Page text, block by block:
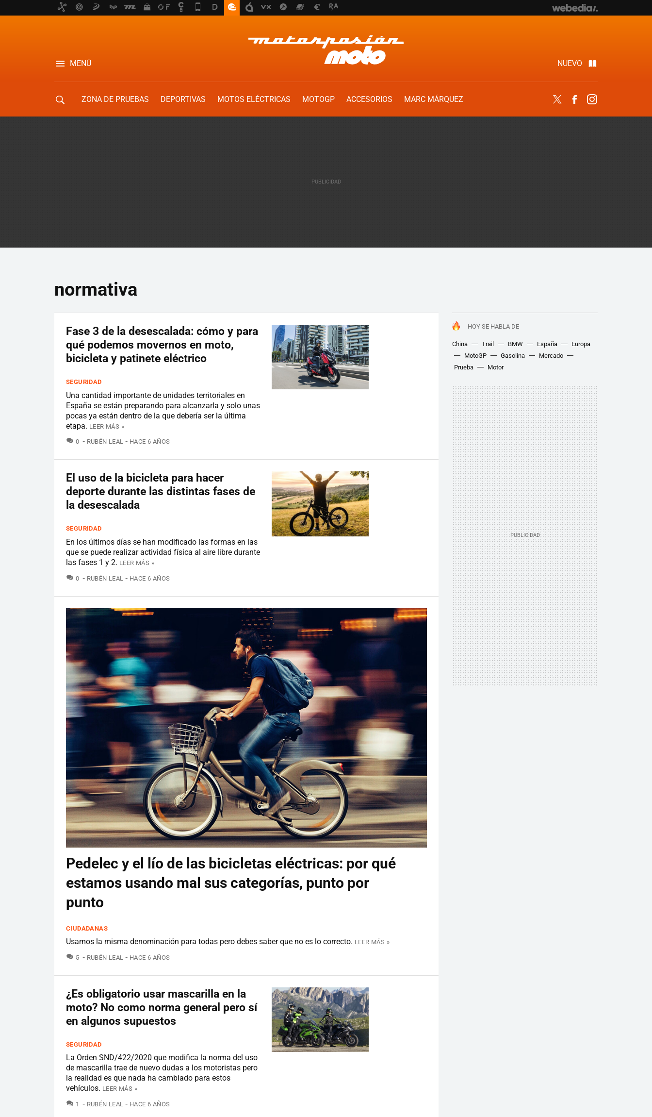
MENÚ NUEVO
ZONA DE PRUEBAS DEPORTIVAS MOTOS ELÉCTRICAS MOTOGP ACCESORIOS
MARC MÁRQUEZ
Twitter Facebook
normativa
HOY SE HABLA DE
China Trail BMW España
Europa
MotoGP
Gasolina
Mercado
Prueba
Motor
Fase 3 de la desescalada: cómo y para
qué podemos movernos en moto,
bicicleta y patinete eléctrico
SEGURIDAD
Una cantidad importante de unidades territoriales en
España se están preparando para alcanzarla y solo unas
pocas ya están dentro de la que debería ser la última
etapa. LEER MÁS »
0 COMENTARIOS
RUBÉN LEAL HACE 6 AÑOS
El uso de la bicicleta para hacer
deporte durante las distintas fases de
la desescalada
SEGURIDAD
En los últimos días se han modificado las formas en las
que se puede realizar actividad física al aire libre durante
las fases 1 y 2. LEER MÁS »
0 COMENTARIOS
RUBÉN LEAL HACE 6 AÑOS
Pedelec y el lío de las bicicletas eléctricas: por qué
estamos usando mal sus categorías, punto por
punto
CIUDADANAS
Usamos la misma denominación para todas pero debes saber que no es lo correcto. LEER MÁS »
5 COMENTARIOS
RUBÉN LEAL HACE 6 AÑOS
¿Es obligatorio usar mascarilla en la
moto? No como norma general pero sí
en algunos supuestos
SEGURIDAD
La Orden SND/422/2020 que modifica la norma del uso
de mascarilla trae de nuevo dudas a los motoristas pero
la realidad es que nada ha cambiado para estos
vehículos. LEER MÁS »
1 COMENTARIOS
RUBÉN LEAL HACE 6 AÑOS